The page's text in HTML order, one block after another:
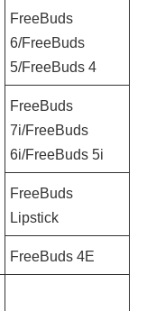
FreeBuds
6/FreeBuds
5/FreeBuds 4
FreeBuds
7i/FreeBuds
6i/FreeBuds 5i
FreeBuds
Lipstick
FreeBuds 4E